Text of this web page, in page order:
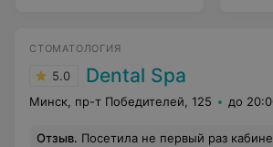
СТОМАТОЛОГИЯ
5.0 Dental Spa
Минск, пр-т Победителей, 125 до
Отзыв. Посетила не первый раз кабинет Дентал Спа и Оксану Борисовну